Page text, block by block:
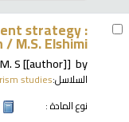
strategy :
/M.S. Elshimi.
by
S[[author]]
السلاسل:studies
نوع المادة :